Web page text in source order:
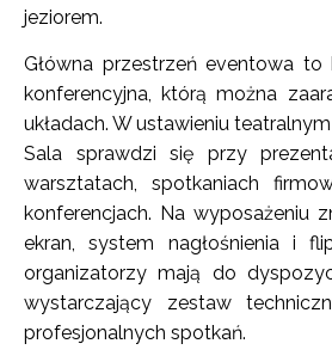
jeziorem.
Główna przestrzeń eventowa to
konferencyjna, którą można
układach. W ustawieniu
Sala sprawdzi się przy
warsztatach, spotkaniach
konferencjach. Na wyposażeniu
ekran, system nagłośnienia i
organizatorzy mają do
wystarczający zestaw
profesjonalnych spotkań.